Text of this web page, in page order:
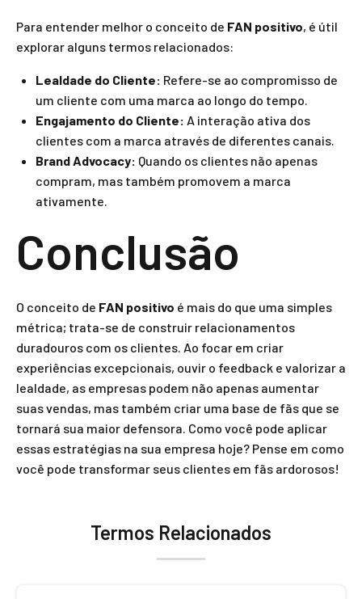
Para entender melhor o conceito de FAN positivo, é útil
explorar alguns termos relacionados:
Lealdade do Cliente: Refere-se ao compromisso de
um cliente com uma marca ao longo do tempo.
Engajamento do Cliente: A interação ativa dos
clientes com a marca através de diferentes canais.
Brand Advocacy: Quando os clientes não apenas
compram, mas também promovem a marca
ativamente.
Conclusão
O conceito de FAN positivo é mais do que uma simples
métrica; trata-se de construir relacionamentos
duradouros com os clientes. Ao focar em criar
experiências excepcionais, ouvir o feedback e valorizar a
lealdade, as empresas podem não apenas aumentar
suas vendas, mas também criar uma base de fãs que se
tornará sua maior defensora. Como você pode aplicar
essas estratégias na sua empresa hoje? Pense em como
você pode transformar seus clientes em fãs ardorosos!
Termos Relacionados